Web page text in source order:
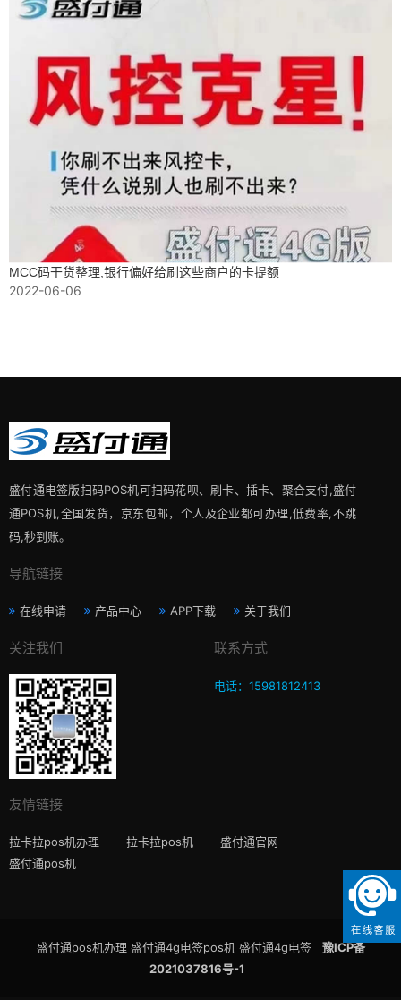
MCC码干货整理,银行偏好给刷这些商户的卡提额
2022-06-06
盛付通电签版扫码POS机可扫码花呗、刷卡、插卡、聚合支付,盛付
通POS机,全国发货，京东包邮，个人及企业都可办理,低费率,不跳
码,秒到账。
导航链接
在线申请 产品中心 APP下载 关于我们
关注我们 联系方式
电话：15981812413
友情链接
拉卡拉pos机办理 拉卡拉pos机
盛付通官网
盛付通pos机
盛付通pos机办理 盛付通4g电签pos机 盛付通4g电签 豫ICP备
2021037816号-1